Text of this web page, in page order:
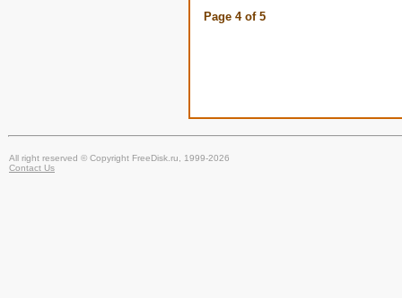
Page 4of 5
All right reserved © Copyright FreeDisk.ru, 1999-2026
Contact Us